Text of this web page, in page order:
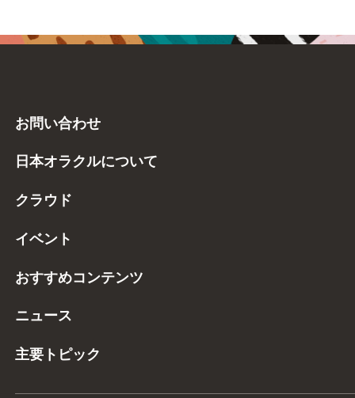
お問い合わせ
日本オラクルについて
クラウド
イベント
おすすめコンテンツ
ニュース
主要トピック